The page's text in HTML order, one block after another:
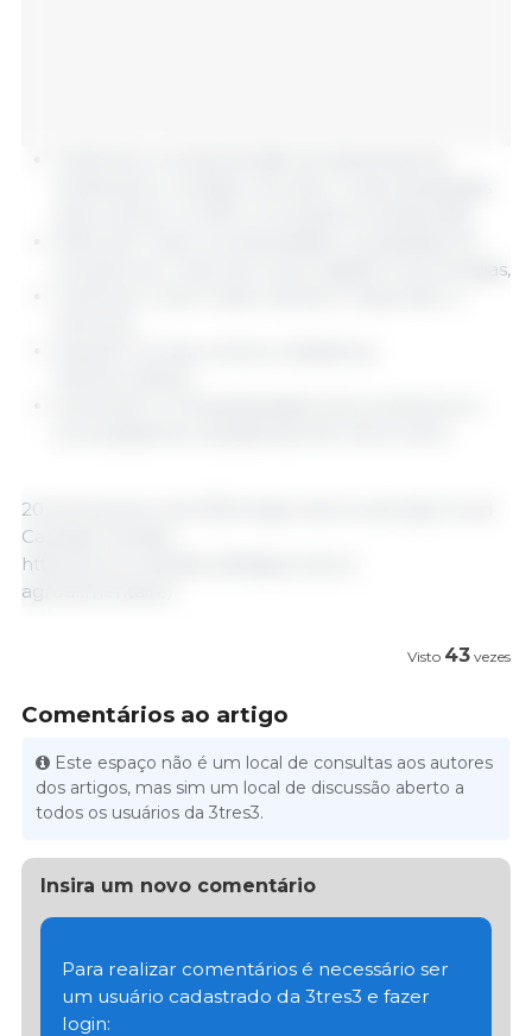
produto por meio de novos insights e tecnologias,
20 de fevereiro de 2024/ Agriculture and Agri-Food
Canada/ Canada.
https://www.canada.ca/fr/agriculture-
agroalimentaire/
Visto 43 vezes
Comentários ao artigo
Este espaço não é um local de consultas aos autores
dos artigos, mas sim um local de discussão aberto a
todos os usuários da 3tres3.
Insira um novo comentário
Para realizar comentários é necessário ser
um usuário cadastrado da 3tres3 e fazer
login: